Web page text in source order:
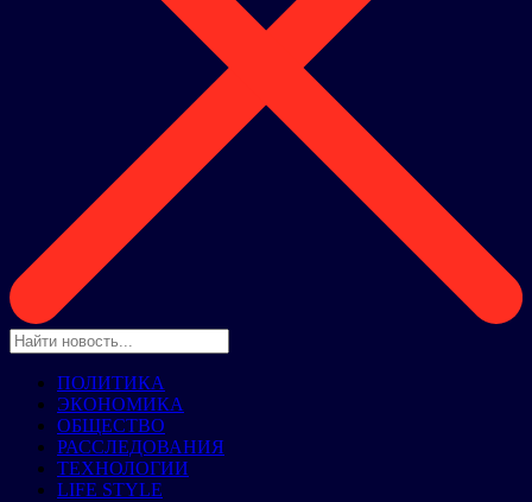
ПОЛИТИКА
ЭКОНОМИКА
ОБЩЕСТВО
РАССЛЕДОВАНИЯ
ТЕХНОЛОГИИ
LIFE STYLE